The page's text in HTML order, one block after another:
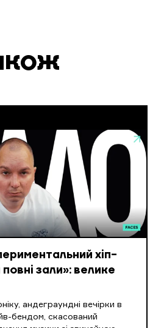
хіп-
зали»: велике
андеграундні вечірки в
бендом, скасований